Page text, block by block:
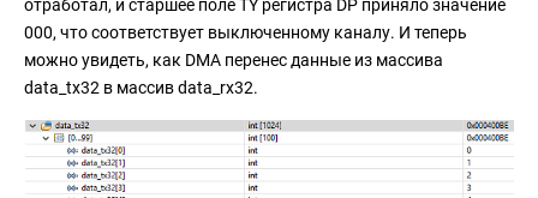
отработал, и старшее поле TY регистра DP приняло значение
000, что соответствует выключенному каналу. И теперь
можно увидеть, как DMA перенес данные из массива
data_tx32 в массив data_rx32.